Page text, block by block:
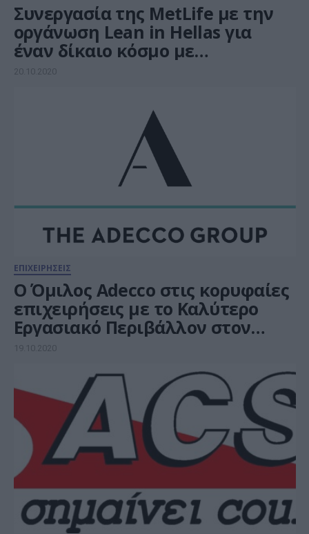
Συνεργασία της МеtLife με την
οργάνωση Lean in Hellas για
έναν δίκαιο κόσμο με
περισσότερη ισότητα
20.10.2020
ΕΠΙΧΕΙΡΗΣΕΙΣ
Ο Όμιλος Adecco στις κορυφαίες
επιχειρήσεις με το Καλύτερο
Εργασιακό Περιβάλλον στον
κόσμο για το 2020
19.10.2020